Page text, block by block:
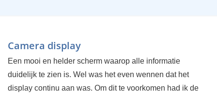
Camera display
Een mooi en helder scherm waarop alle informatie
duidelijk te zien is. Wel was het even wennen dat het
display continu aan was. Om dit te voorkomen had ik de